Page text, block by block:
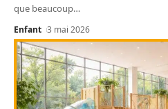
que beaucoup…
Enfant 3 mai 2026